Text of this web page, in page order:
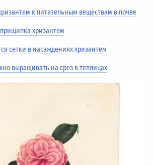
к питательным веществам в почве
хризантем
сетки в насаждениях хризантем
выращивать на срез в теплицах